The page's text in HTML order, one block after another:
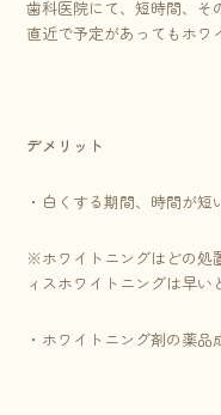
歯科医院にて、短時間、そ
直近で予定があってもホワ
デメリット
・白くする期間、時間が
※ホワイトニングはどの処
ィスホワイトニングは早い
・ホワイトニング剤の薬